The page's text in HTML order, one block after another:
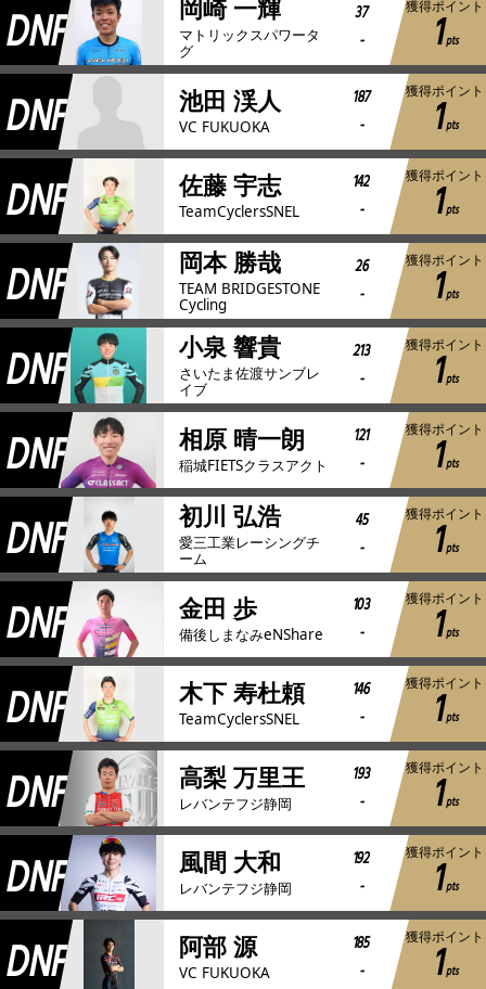
DNF 岡崎 一輝
マトリックスパワータ
グ
37
-
獲得ポイント
1pts
DNF 池田 渓人
VC FUKUOKA
187
-
獲得ポイント
1pts
DNF 佐藤 宇志
TeamCyclersSNEL
142
-
獲得ポイント
1pts
DNF 岡本 勝哉
TEAM BRIDGESTONE
Cycling
26
-
獲得ポイント
1pts
DNF 小泉 響貴
さいたま佐渡サンブレ
イブ
213
-
獲得ポイント
1pts
DNF 相原 晴一朗
稲城FIETSクラスアクト
121
-
獲得ポイント
1pts
DNF 初川 弘浩
愛三工業レーシングチ
ーム
45
-
獲得ポイント
1pts
DNF 金田 歩
備後しまなみeNShare
103
-
獲得ポイント
1pts
DNF 木下 寿杜頼
TeamCyclersSNEL
146
-
獲得ポイント
1pts
DNF 高梨 万里王
レバンテフジ静岡
193
-
獲得ポイント
1pts
DNF 風間 大和
レバンテフジ静岡
192
-
獲得ポイント
1pts
DNF 阿部 源
VC FUKUOKA
185
-
獲得ポイント
1pts